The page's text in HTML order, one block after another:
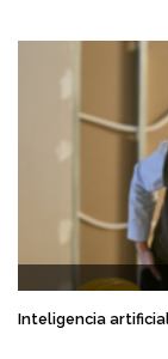
Inteligencia